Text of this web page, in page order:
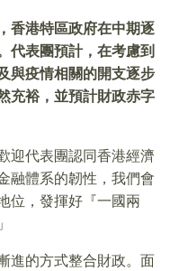
香港特區政府在中期逐
代表團預計，在考慮到
與疫情相關的開支逐步
充裕，並預計財政赤字
迎代表團認同香港經濟
融體系的韌性，我們會
位，發揮好『一國兩
進的方式整合財政。面